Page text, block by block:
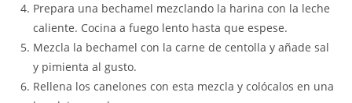
Prepara una bechamel mezclando la harina con la leche
caliente. Cocina a fuego lento hasta que espese.
Mezcla la bechamel con la carne de centolla y añade sal
y pimienta al gusto.
Rellena los canelones con esta mezcla y colócalos en una